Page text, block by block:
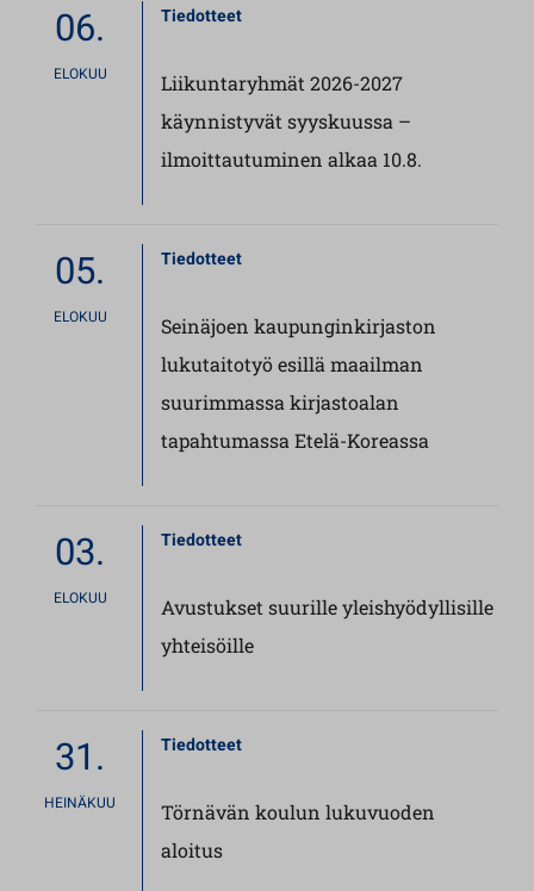
06.
ELOKUU
Tiedotteet
Liikuntaryhmät 2026-2027
käynnistyvät syyskuussa –
ilmoittautuminen alkaa 10.8.
05.
ELOKUU
Tiedotteet
Seinäjoen kaupunginkirjaston
lukutaitotyö esillä maailman
suurimmassa kirjastoalan
tapahtumassa Etelä-Koreassa
03.
ELOKUU
Tiedotteet
Avustukset suurille yleishyödyllisille
yhteisöille
31.
HEINÄKUU
Tiedotteet
Törnävän koulun lukuvuoden
aloitus